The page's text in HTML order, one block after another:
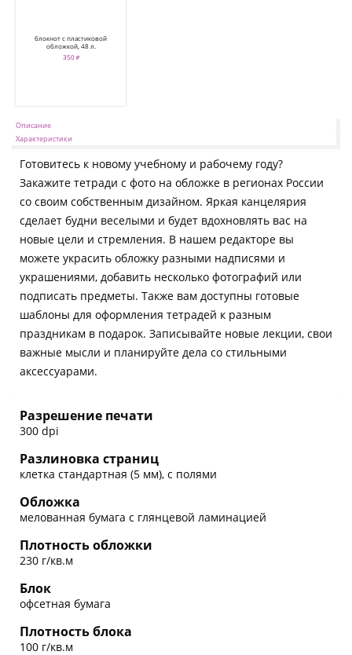
блокнот с пластиковой
обложкой, 48 л.
350 ₽
Описание
Характеристики
Готовитесь к новому учебному и рабочему году?
Закажите тетради с фото на обложке в регионах России
со своим собственным дизайном. Яркая канцелярия
сделает будни веселыми и будет вдохновлять вас на
новые цели и стремления. В нашем редакторе вы
можете украсить обложку разными надписями и
украшениями, добавить несколько фотографий или
подписать предметы. Также вам доступны готовые
шаблоны для оформления тетрадей к разным
праздникам в подарок. Записывайте новые лекции, свои
важные мысли и планируйте дела со стильными
аксессуарами.
Разрешение печати
300 dpi
Разлиновка страниц
клетка стандартная (5 мм), с полями
Обложка
мелованная бумага с глянцевой ламинацией
Плотность обложки
230 г/кв.м
Блок
офсетная бумага
Плотность блока
100 г/кв.м